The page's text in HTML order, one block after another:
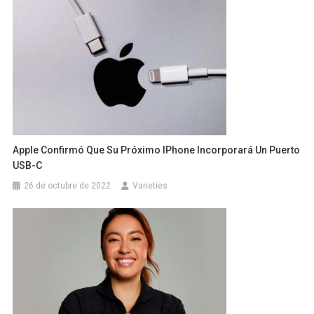
Apple Confirmó Que Su Próximo IPhone Incorporará Un Puerto
USB-C
26 de octubre de 2022 Varieties